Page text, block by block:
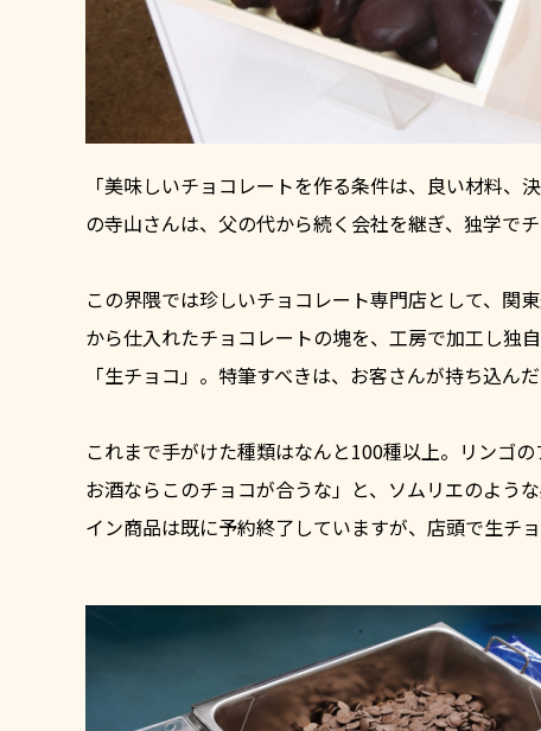
「美味しいチョコレートを作る条件は、良い材料
の寺山さんは、父の代から続く会社を継ぎ、独学で
この界隈では珍しいチョコレート専門店として、関
から仕入れたチョコレートの塊を、工房で加工し独
「生チョコ」。特筆すべきは、お客さんが持ち込ん
これまで手がけた種類はなんと100種以上。リンゴ
お酒ならこのチョコが合うな」と、ソムリエのよう
イン商品は既に予約終了していますが、店頭で生チ